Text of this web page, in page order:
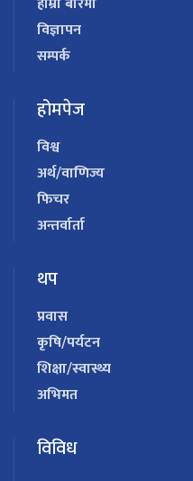
विज्ञापन
सम्पर्क
होमपेज
विश्व
अर्थ/वाणिज्य
फिचर
अन्तर्वार्ता
थप
प्रवास
कृषि/पर्यटन
शिक्षा/स्वास्थ्य
अभिमत
विविध